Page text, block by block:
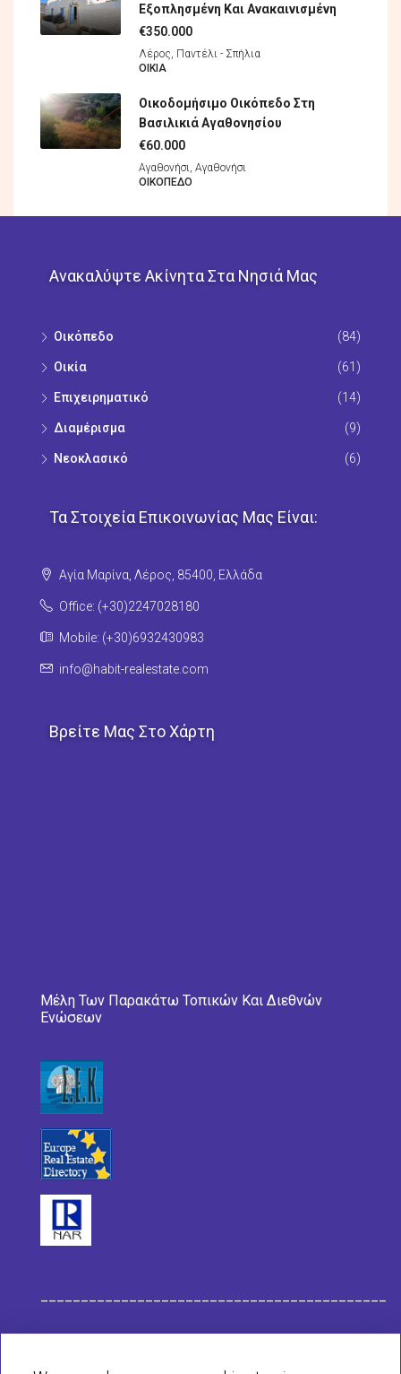
Εξοπλησμένη Και Ανακαινισμένη
€350.000
Λέρος, Παντέλι - Σπήλια
ΟΙΚΊΑ
Οικοδομήσιμο Οικόπεδο Στη
Βασιλικιά Αγαθονησίου
€60.000
Αγαθονήσι, Αγαθονήσι
ΟΙΚΌΠΕΔO
Ανακαλύψτε Ακίνητα Στα Νησιά Μας
Οικόπεδo (84)
Οικία (61)
Επιχειρηματικό (14)
Διαμέρισμα (9)
Νεοκλασικό (6)
Τα Στοιχεία Επικοινωνίας Μας Είναι:
Αγία Μαρίνα, Λέρος, 85400, Ελλάδα
Office: (+30)2247028180
Mobile: (+30)6932430983
info@habit-realestate.com
Βρείτε Μας Στο Χάρτη
Μέλη Των Παρακάτω Τοπικών Και Διεθνών
Ενώσεων